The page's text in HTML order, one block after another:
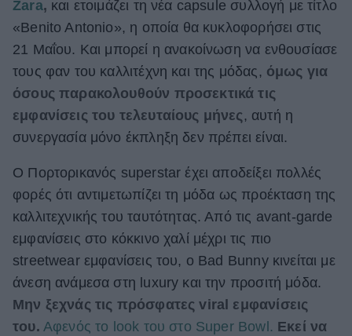
Αφιερώματα
ΒΟΞ
Χωρίς Ταμπέλες
Women's Forum
Hautes Grecians
Γάμος
Zara, και ετοιμάζει τη νέα capsule συλλογή με τίτλο
«Benito Antonio», η οποία θα κυκλοφορήσει στις
21 Μαΐου. Και μπορεί η ανακοίνωση να ενθουσίασε
τους φαν του καλλιτέχνη και της μόδας, όμως για
όσους παρακολουθούν προσεκτικά τις
εμφανίσεις του τελευταίους μήνες , αυτή η
συνεργασία μόνο έκπληξη δεν πρέπει είναι.
Ο Πορτορικανός superstar έχει αποδείξει πολλές
φορές ότι αντιμετωπίζει τη μόδα ως προέκταση της
καλλιτεχνικής του ταυτότητας. Από τις avant-garde
εμφανίσεις στο κόκκινο χαλί μέχρι τις πιο
streetwear εμφανίσεις του, ο Bad Bunny κινείται με
άνεση ανάμεσα στη luxury και την προσιτή μόδα.
Μην ξεχνάς τις πρόσφατες viral εμφανίσεις
του. Αφενός το look του στο Super Bowl. Εκεί να